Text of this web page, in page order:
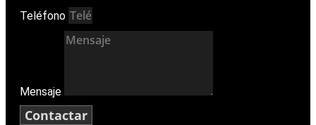
Teléfono
Mensaje
Contactar